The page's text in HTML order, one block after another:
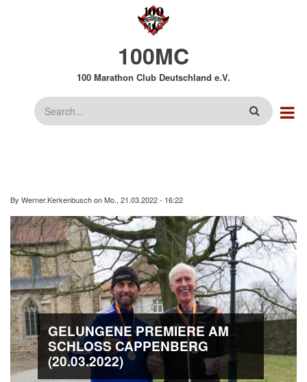
100MC
100 Marathon Club Deutschland e.V.
Suche
By Werner.KerkenbuschonMo., 21.03.2022 - 16:22
GELUNGENE PREMIERE AM
SCHLOSS CAPPENBERG
(20.03.2022)